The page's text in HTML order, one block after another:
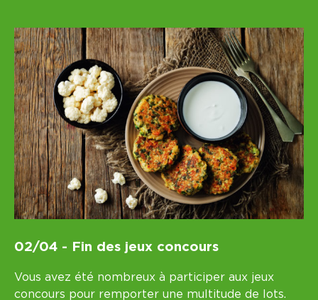
02/04 - Fin des jeux concours
Vous avez été nombreux à participer aux jeux
concours pour remporter une multitude de lots.